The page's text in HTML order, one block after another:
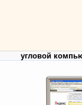
угловой